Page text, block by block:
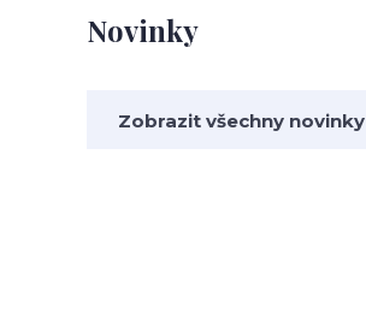
Novinky
Zobrazit všechny novinky